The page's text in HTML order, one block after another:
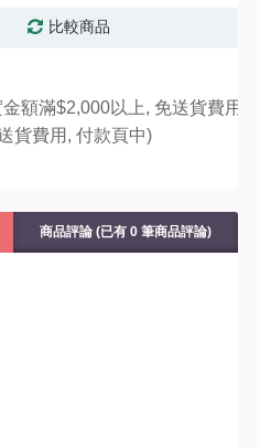
比較商品
額滿$2,000以上, 免送貨費用,
貨費用, 付款頁中)
商品評論 (已有 0 筆商品評論)